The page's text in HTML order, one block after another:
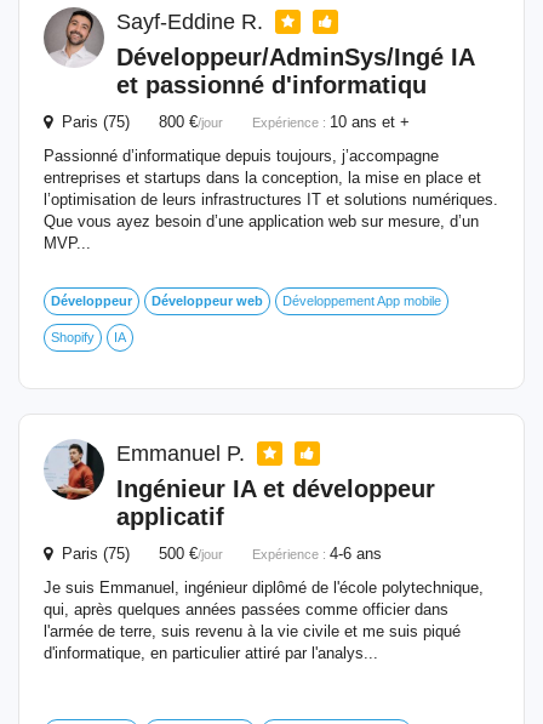
Sayf-Eddine R.
Développeur/AdminSys/Ingé IA
et passionné d'informatiqu
Paris (75) 800 €/jour Expérience : 10 ans et +
Passionné d’informatique depuis toujours, j’accompagne
entreprises et startups dans la conception, la mise en place et
l’optimisation de leurs infrastructures IT et solutions numériques.
Que vous ayez besoin d’une application web sur mesure, d’un
MVP...
Développeur Développeur web Développement App mobile
Shopify IA
Emmanuel P.
Ingénieur IA et développeur
applicatif
Paris (75) 500 €/jour Expérience : 4-6 ans
Je suis Emmanuel, ingénieur diplômé de l'école polytechnique,
qui, après quelques années passées comme officier dans
l'armée de terre, suis revenu à la vie civile et me suis piqué
d'informatique, en particulier attiré par l'analys...